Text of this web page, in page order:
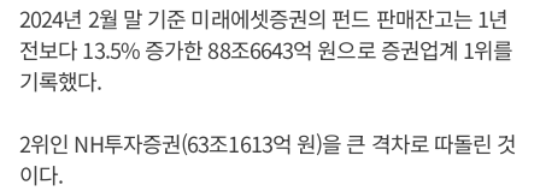
2024년 2월 말 기준 미래에셋증권의 펀드 판매잔고는 1년
전보다 13.5% 증가한 88조6643억 원으로 증권업계 1위를
기록했다.
2위인 NH투자증권(63조1613억 원)을 큰 격차로 따돌린 것
이다.